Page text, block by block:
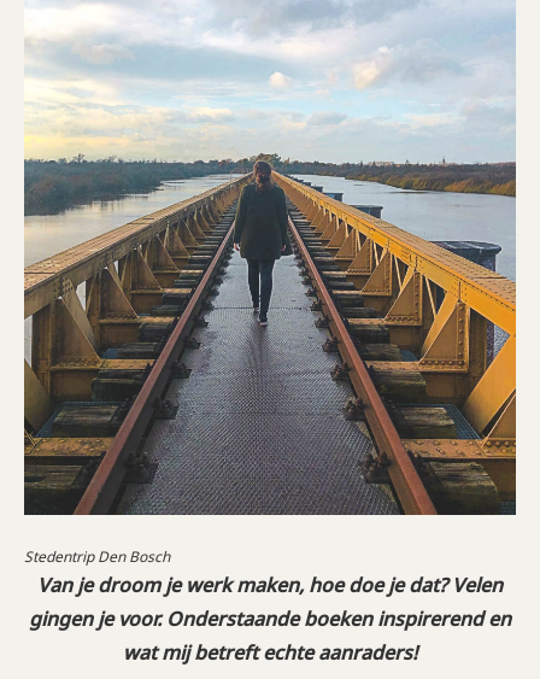
Stedentrip Den Bosch
Van je droom je werk maken, hoe doe je dat? Velen
gingen je voor. Onderstaande boeken inspirerend en
wat mij betreft echte aanraders!